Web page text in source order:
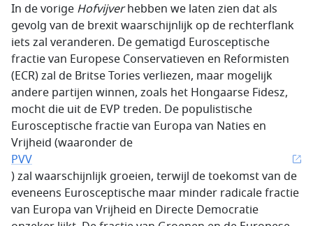
In de vorige Hofvijverhebben we laten zien dat als
gevolg van de brexit waarschijnlijk op de rechterflank
iets zal veranderen. De gematigd Eurosceptische
fractie van Europese Conservatieven en Reformisten
(ECR) zal de Britse Tories verliezen, maar mogelijk
andere partijen winnen, zoals het Hongaarse Fidesz,
mocht die uit de EVP treden. De populistische
Eurosceptische fractie van Europa van Naties en
Vrijheid (waaronder de
PVV
) zal waarschijnlijk groeien, terwijl de toekomst van de
eveneens Eurosceptische maar minder radicale fractie
van Europa van Vrijheid en Directe Democratie